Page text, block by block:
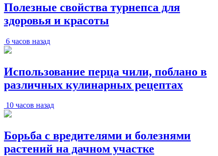
Полезные свойства турнепса для
здоровья и красоты
6 часов назад
Использование перца чили, поблано в
различных кулинарных рецептах
10 часов назад
Борьба с вредителями и болезнями
растений на дачном участке